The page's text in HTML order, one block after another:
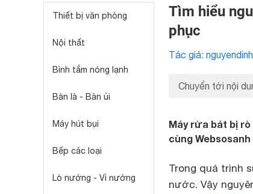
Thiết bị văn phòng
Nội thất
Bình tắm nóng lạnh
Bàn là - Bàn ủi
Máy hút bụi
Bếp các loại
Lò nướng - Vỉ nướng
Tìm hiểu
phục
Tác giả:
Chuyển tới nội
Máy rửa bát bị
cùng
Trong quá trình
nước. Vậy